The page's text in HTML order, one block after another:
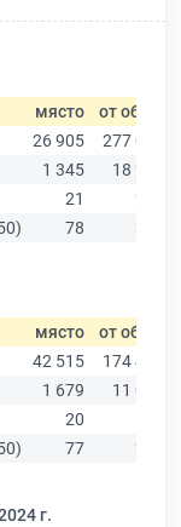
място от общо
26 905
277 019
1 345
18 275
21
264
78 301
място от общо
42 515
174 403
1 679
11 009
20
77 207
г.